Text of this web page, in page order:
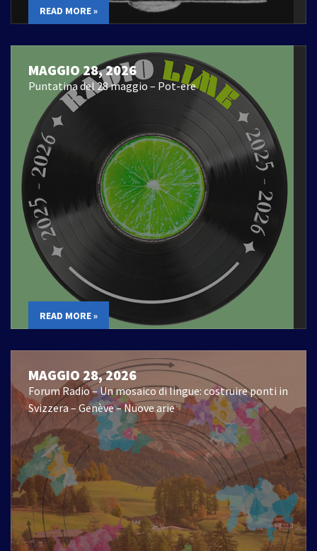
READ MORE »
MAGGIO 28, 2026
Puntatina del 28 maggio – Pot-ere
READ MORE »
MAGGIO 28, 2026
Forum Radio – Un mosaico di lingue: costruire ponti in
Svizzera – Genève – Nuove arie